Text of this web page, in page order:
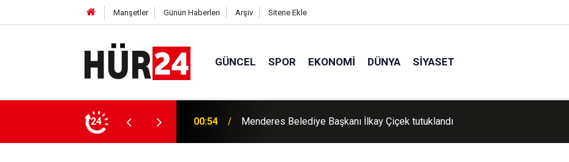
Manşetler Günün Haberleri Arşiv Sitene Ekle
GÜNCEL SPOR EKONOMI DÜNYA SIYASET
24 00:42 Erdemli'de Kur'an kursu öğrencileri piknikte buluştu